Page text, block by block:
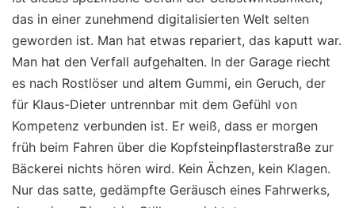
das in einer zunehmend digitalisierten Welt selten
geworden ist. Man hat etwas repariert, das kaputt war.
Man hat den Verfall aufgehalten. In der Garage riecht
es nach Rostlöser und altem Gummi, ein Geruch, der
für Klaus-Dieter untrennbar mit dem Gefühl von
Kompetenz verbunden ist. Er weiß, dass er morgen
früh beim Fahren über die Kopfsteinpflasterstraße zur
Bäckerei nichts hören wird. Kein Ächzen, kein Klagen.
Nur das satte, gedämpfte Geräusch eines Fahrwerks,